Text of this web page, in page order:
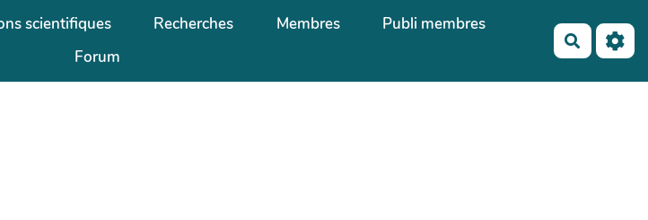
scientifiques Recherches Membres
Publi membres
Forum